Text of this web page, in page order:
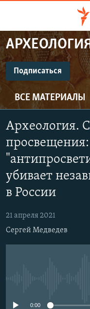
упрощенного
доступа
Вернуться
основному
содержанию
Вернутся
главной
навигации
Вернутся
поиску
ПРОГРАММЫ
ПОДКАСТЫ
АВТОРСКИЕ ПРОЕКТЫ
ЦИТАТЫ СВОБОДЫ
МНЕНИЯ
КУЛЬТУРА
IDEL.РЕАЛИИ
КАВКАЗ.РЕАЛИИ
СЕВЕР.РЕАЛИИ
СИБИРЬ.РЕАЛИИ
РАСПИСАНИЕ
ПОДПИШИТЕСЬ НА
Подписаться
ВСЕ МАТЕРИАЛЫ
Археология.
убивает
в России
21 апреля 2021
Сергей Медведев
0:00